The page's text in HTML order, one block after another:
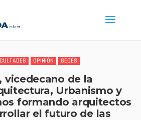
OPINIÓN SEDES
vicedecano de la
Urbanismo y
formando arquitectos
el futuro de las